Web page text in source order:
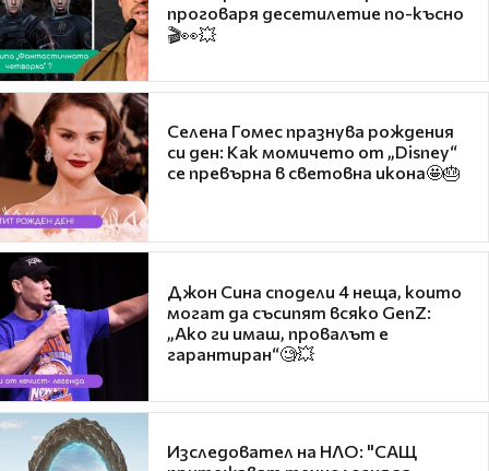
проговаря десетилетие по-късно
🎬👀💥
Селена Гомес празнува рождения
си ден: Как момичето от „Disney“
се превърна в световна икона🤩🎂
Джон Сина сподели 4 неща, които
могат да съсипят всяко GenZ:
„Ако ги имаш, провалът е
гарантиран“🧐💥
Изследовател на НЛО: "САЩ